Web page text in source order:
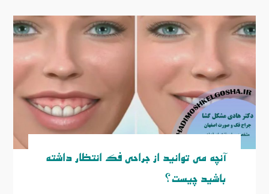
آنچه می توانید از جراحی فک انتظار داشته
باشید چیست؟